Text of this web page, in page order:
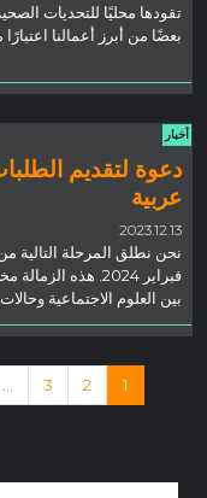
تقودها محليًا للتحديات
بعضًا من أبرز أعمالنا اعتبارًا من
أخبار
عربية
2023.12.13
نحن نطلق المرحلة التالية من
فبراير 2024. هذه
بين العلوم الاجتماعية
الملاحة المشاركات
2
3